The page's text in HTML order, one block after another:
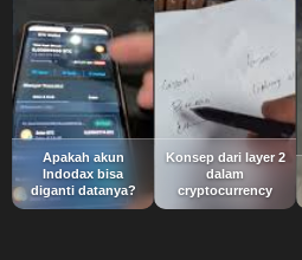
Apakah akun
Indodax bisa
diganti datanya?
Konsep dari layer 2
dalam
cryptocurrency